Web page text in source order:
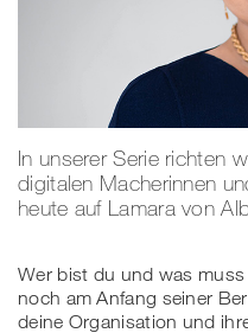
In unserer Serie richten
digitalen Macherinnen
heute auf Lamara von
Wer bist du und was
noch am Anfang seiner
deine Organisation und